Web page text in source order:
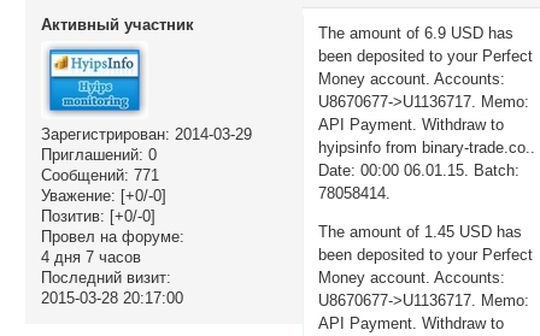
Активный участник
Зарегистрирован: 2014-03-29
Приглашений: 0
Сообщений: 771
Уважение: [+0/-0]
Позитив: [+0/-0]
Провел на форуме:
4 дня 7 часов
Последний визит:
2015-03-28 20:17:00
The amount of 6.9 USD has
been deposited to your Perfect
Money account. Accounts:
U8670677->U1136717. Memo:
API Payment. Withdraw to
hyipsinfo from binary-trade.co..
Date: 00:00 06.01.15. Batch:
78058414.
The amount of 1.45 USD has
been deposited to your Perfect
Money account. Accounts:
U8670677->U1136717. Memo:
API Payment. Withdraw to